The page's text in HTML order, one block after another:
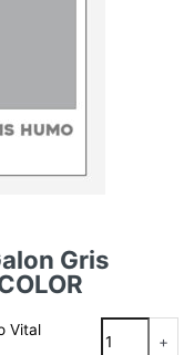
Gris
Vital
+